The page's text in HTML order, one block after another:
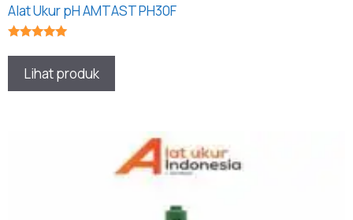
Alat Ukur pH AMTAST PH30F
Lihat produk